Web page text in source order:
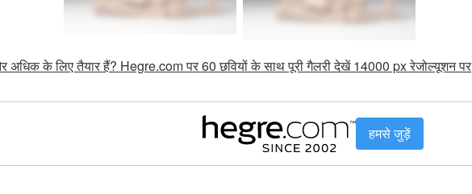
अधिक के लिए तैयार हैं? Hegre.com पर 60 छवियों के साथ पूरी गैलरी देखें 14000 px रेजोल्यूशन पर
हमसे जुड़ें